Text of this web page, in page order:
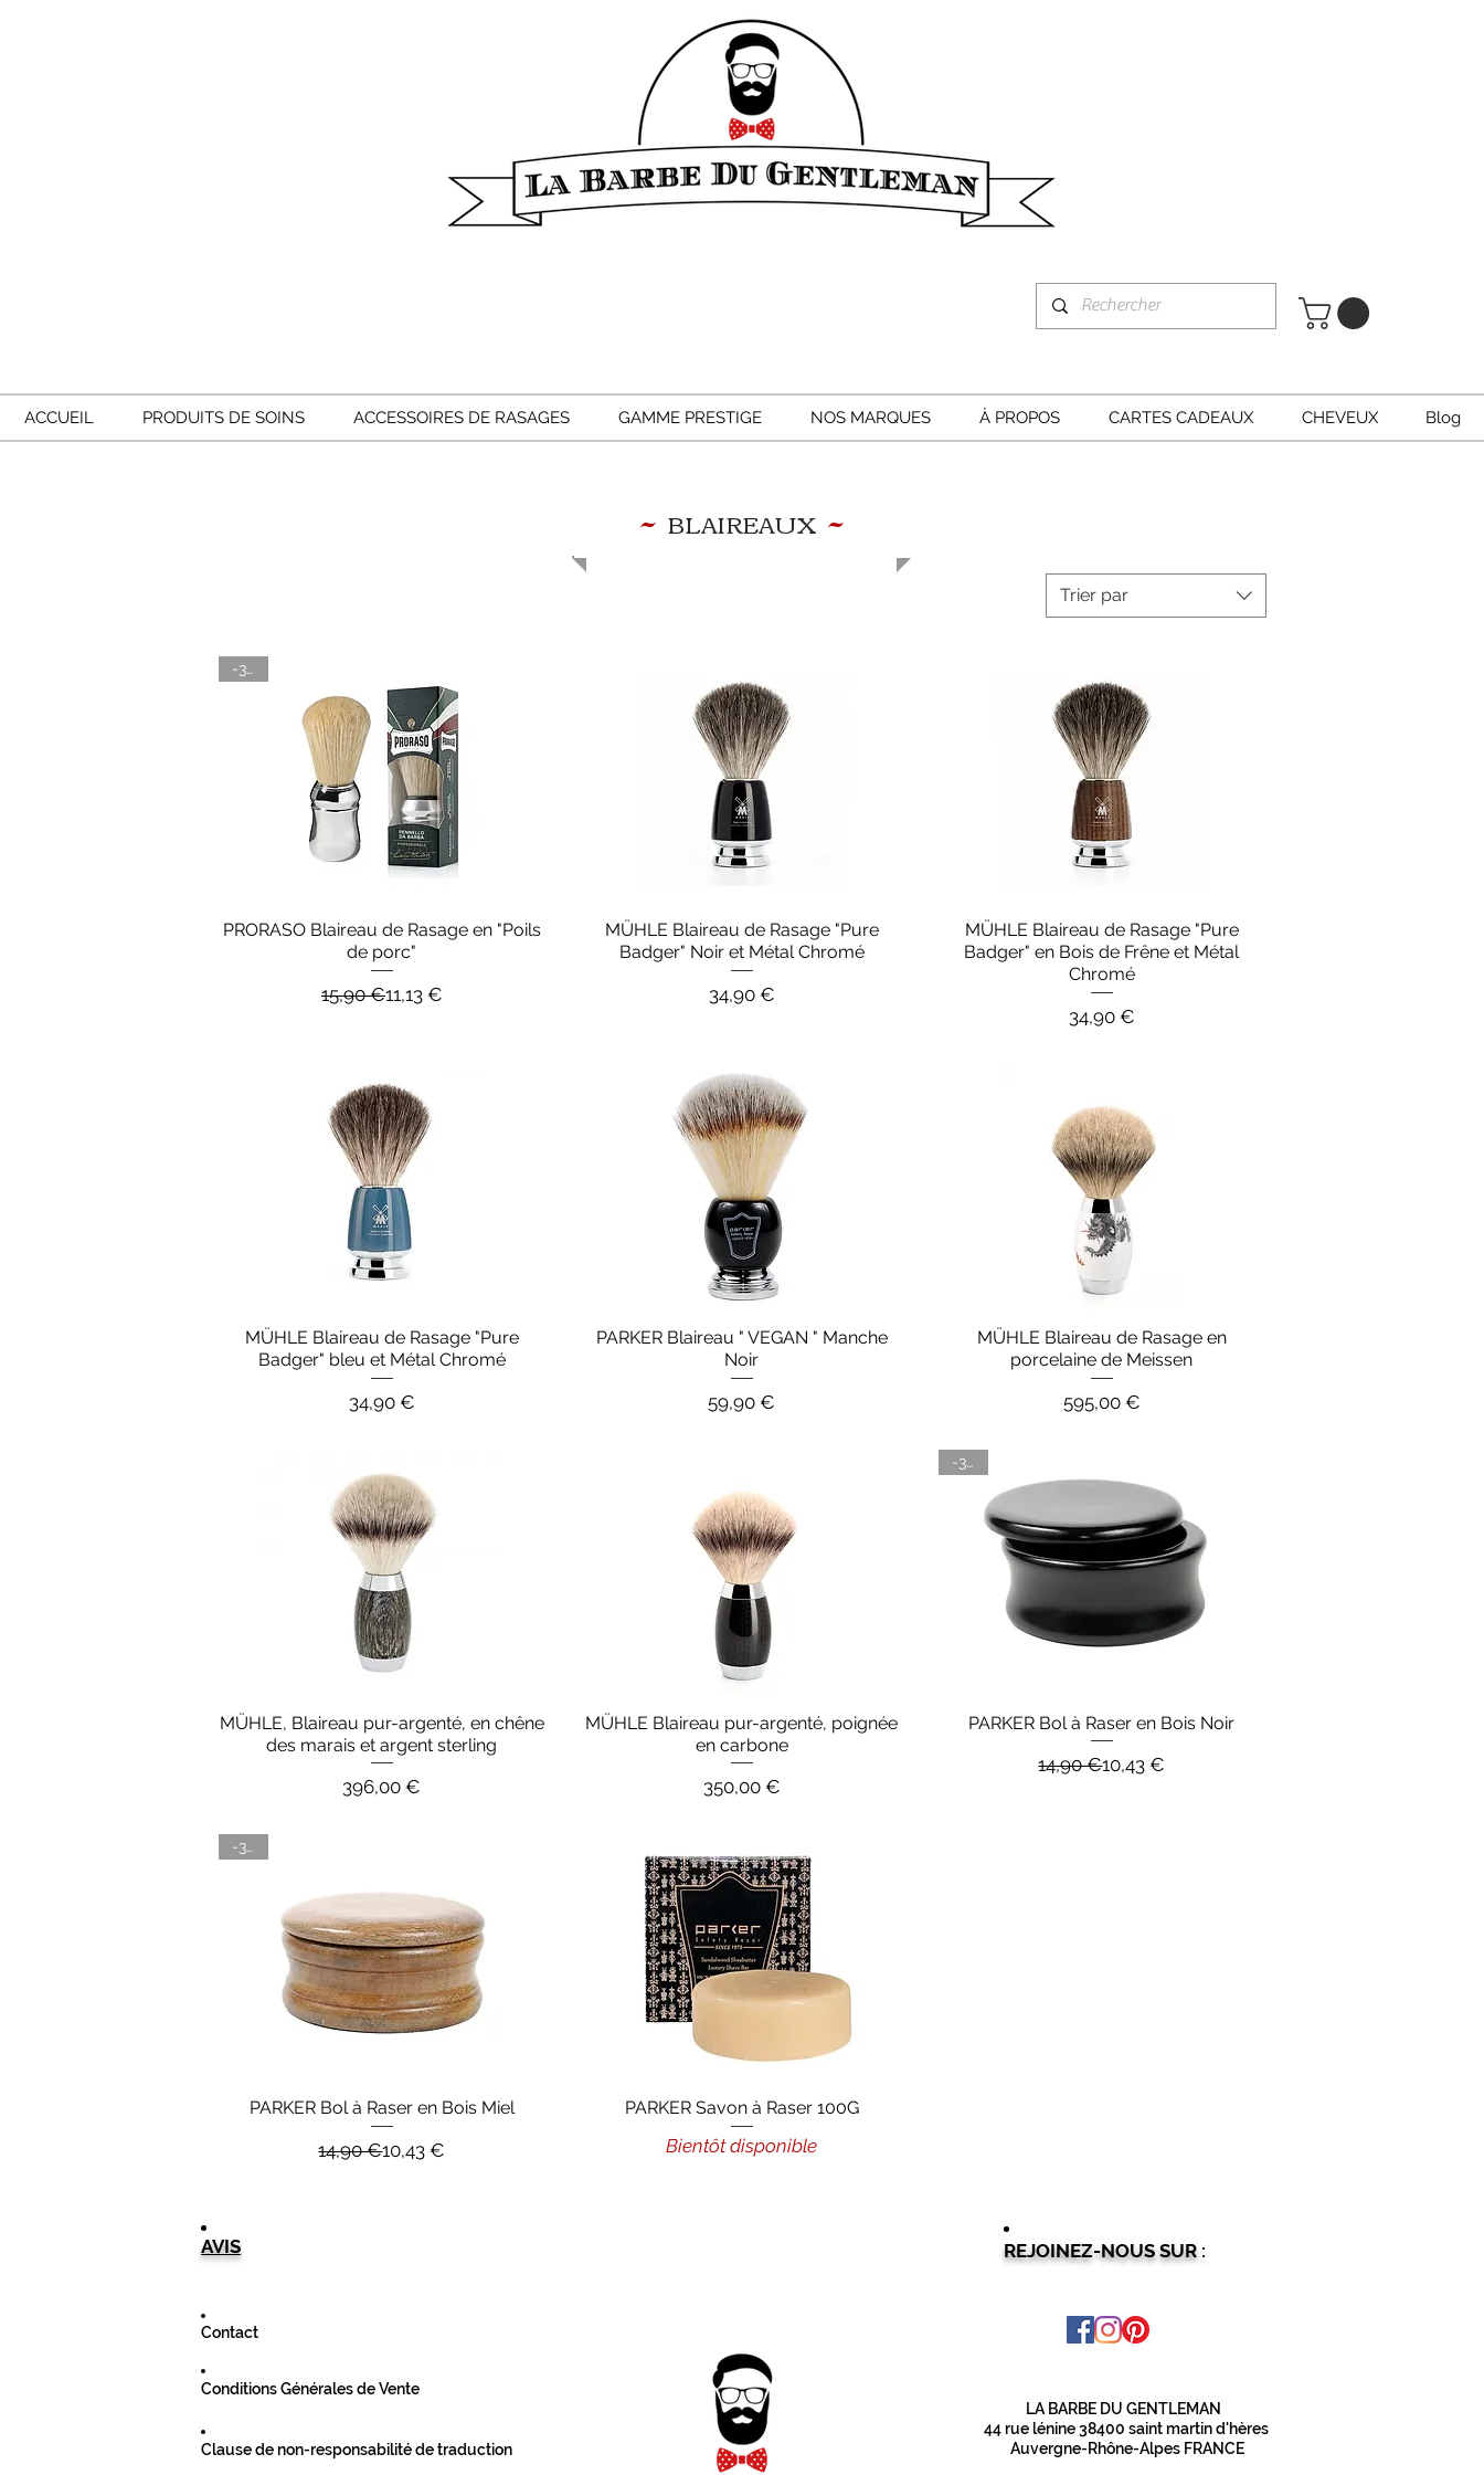
ACCUEIL PRODUITS DE SOINS ACCESSOIRES DE RASAGES GAMME PRESTIGE NOS MARQUES À PROPOS CARTES CADEAUX CHEVEUX Blog
~ BLAIREAUX ~
Trier par
Aperçu rapide
-30%
PRORASO Blaireau de Rasage en "Poils
de porc"
Prix original
15,90 €Prix promotionnel
11,13 €
Aperçu rapide
MÜHLE Blaireau de Rasage "Pure
Badger" Noir et Métal Chromé
Prix
34,90 €
Aperçu rapide
MÜHLE Blaireau de Rasage "Pure
Badger" en Bois de Frêne et Métal
Chromé
Prix
34,90 €
Aperçu rapide
MÜHLE Blaireau de Rasage "Pure
Badger" bleu et Métal Chromé
Prix
34,90 €
Aperçu rapide
PARKER Blaireau " VEGAN " Manche
Noir
Prix
59,90 €
Aperçu rapide
MÜHLE Blaireau de Rasage en
porcelaine de Meissen
Prix
595,00 €
Aperçu rapide
MÜHLE, Blaireau pur-argenté, en chêne
des marais et argent sterling
Prix
396,00 €
Aperçu rapide
MÜHLE Blaireau pur-argenté, poignée
en carbone
Prix
350,00 €
Aperçu rapide
-30%
PARKER Bol à Raser en Bois Noir
Prix original
14,90 €Prix promotionnel
10,43 €
Aperçu rapide
-30%
PARKER Bol à Raser en Bois Miel
Prix original
14,90 €Prix promotionnel
10,43 €
Aperçu rapide
PARKER Savon à Raser 100G
Bientôt disponible
AVIS
Contact
Conditions Générales de Vente
Clause de non-responsabilité de traduction
REJOINEZ-NOUS SUR :
LA BARBE DU GENTLEMAN
44 rue lénine 38400 saint martin d'hères
Auvergne-Rhône-Alpes FRANCE